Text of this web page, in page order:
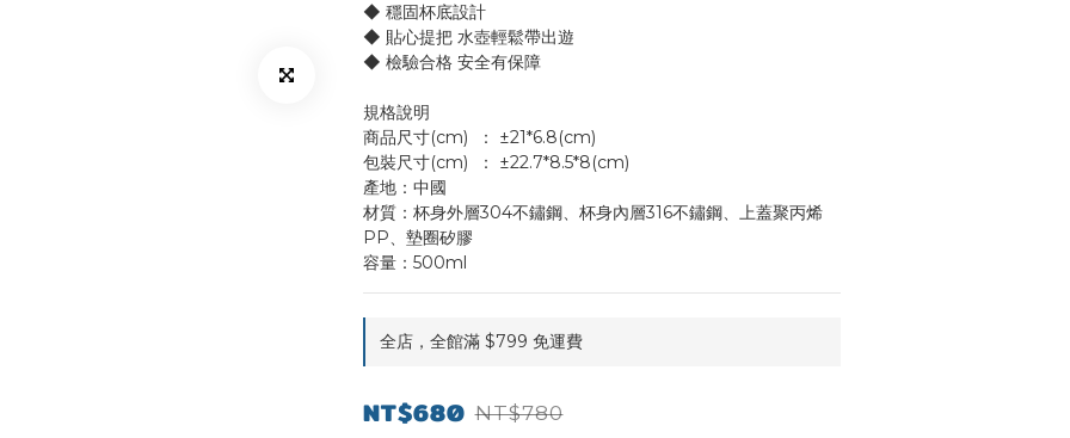
◆ 穩固杯底設計
◆ 貼心提把 水壺輕鬆帶出遊
◆ 檢驗合格 安全有保障
規格說明
商品尺寸(cm)	： ±21*6.8(cm)
包裝尺寸(cm)	： ±22.7*8.5*8(cm)
產地：中國
材質：杯身外層304不鏽鋼、杯身內層316不鏽鋼、上蓋聚丙烯
PP、墊圈矽膠
容量：500ml
全店，全館滿 $799 免運費
NT$680 NT$780